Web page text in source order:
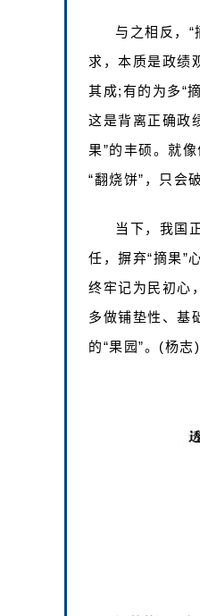
与之相反，
求，本质是政绩
其成;有的为多“
这是背离正确政
果”的丰硕。就
“翻烧饼”，只会
当下，我国
任，摒弃“摘果”
终牢记为民初心
多做铺垫性、基
的“果园”。(杨志)